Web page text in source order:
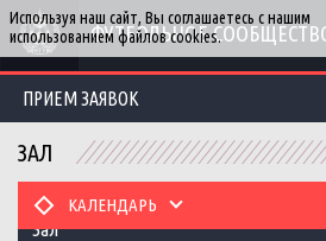
ФУТБОЛЬНОЕ
ПРИЕМ ЗАЯВОК
Зал
КАЛЕНДАРЬ
ЗАЛ
Используя наш сайт, Вы соглашаетесь с нашим
использованием файлов cookies.